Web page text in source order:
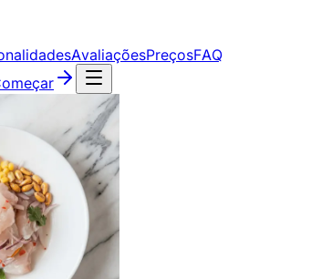
AvaliaçõesPreçosFAQ